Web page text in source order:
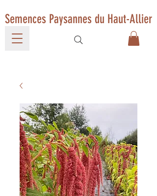
Semences Paysannes du Haut-Allier